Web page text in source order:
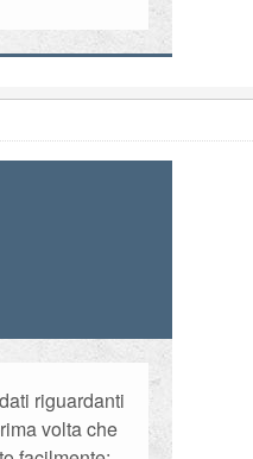
riguardanti
volta che